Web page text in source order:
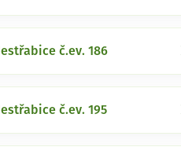
Jestřabice č.ev. 186
Jestřabice č.ev. 195